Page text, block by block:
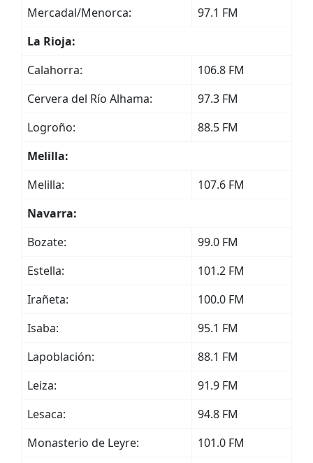
Mercadal/Menorca:
97.1 FM
La Rioja:
Calahorra:
106.8 FM
Cervera del Río Alhama:
97.3 FM
Logroño:
88.5 FM
Melilla:
Melilla:
107.6 FM
Navarra:
Bozate:
99.0 FM
Estella:
101.2 FM
Irañeta:
100.0 FM
Isaba:
95.1 FM
Lapoblación:
88.1 FM
Leiza:
91.9 FM
Lesaca:
94.8 FM
Monasterio de Leyre:
101.0 FM